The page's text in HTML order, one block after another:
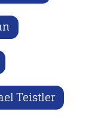
Teistler